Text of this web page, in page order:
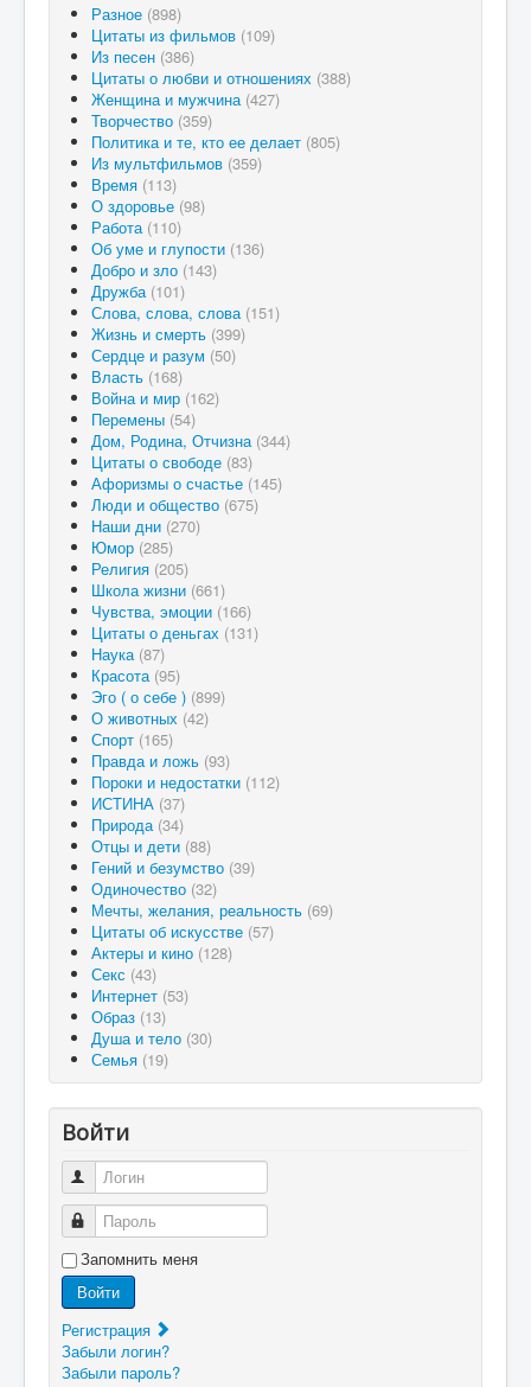
Разное (898)
Цитаты из фильмов (109)
Из песен (386)
Цитаты о любви и отношениях (388)
Женщина и мужчина (427)
Творчество (359)
Политика и те, кто ее делает (805)
Из мультфильмов (359)
Время (113)
О здоровье (98)
Работа (110)
Об уме и глупости (136)
Добро и зло (143)
Дружба (101)
Слова, слова, слова (151)
Жизнь и смерть (399)
Сердце и разум (50)
Власть (168)
Война и мир (162)
Перемены (54)
Дом, Родина, Отчизна (344)
Цитаты о свободе (83)
Афоризмы о счастье (145)
Люди и общество (675)
Наши дни (270)
Юмор (285)
Религия (205)
Школа жизни (661)
Чувства, эмоции (166)
Цитаты о деньгах (131)
Наука (87)
Красота (95)
Эго ( о себе ) (899)
О животных (42)
Спорт (165)
Правда и ложь (93)
Пороки и недостатки (112)
ИСТИНА (37)
Природа (34)
Отцы и дети (88)
Гений и безумство (39)
Одиночество (32)
Мечты, желания, реальность (69)
Цитаты об искусстве (57)
Актеры и кино (128)
Секс (43)
Интернет (53)
Образ (13)
Душа и тело (30)
Семья (19)
Войти
Логин
Пароль
Запомнить меня
Войти
Регистрация
Забыли логин?
Забыли пароль?